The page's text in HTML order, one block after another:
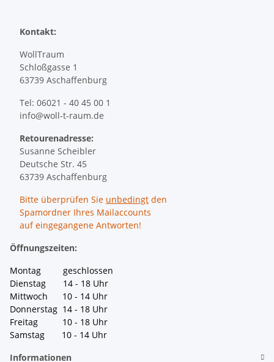
Kontakt:
WollTraum
Schloßgasse 1
63739 Aschaffenburg
Tel: 06021 - 40 45 00 1
info@woll-t-raum.de
Retourenadresse:
Susanne Scheibler
Deutsche Str. 45
63739 Aschaffenburg
Bitte überprüfen Sie unbedingt den
Spamordner Ihres Mailaccounts
auf eingegangene Antworten!
Öffnungszeiten:
Montag geschlossen
Dienstag 14 - 18 Uhr
Mittwoch 10 - 14 Uhr
Donnerstag 14 - 18 Uhr
Freitag 10 - 18 Uhr
Samstag 10 - 14 Uhr
Informationen